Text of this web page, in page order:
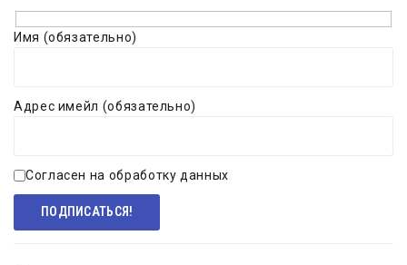
Имя (обязательно)
Адрес имейл (обязательно)
Согласен на обработку данных